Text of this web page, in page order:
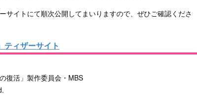
サイトにて順次公開してまいりますので、ぜひご確認くださ
ティザーサイト
復活」製作委員会・MBS